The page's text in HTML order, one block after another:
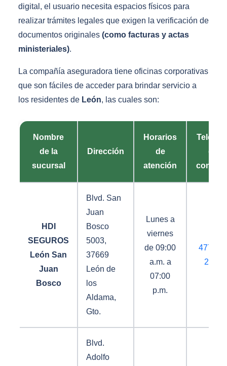
digital, el usuario necesita espacios físicos para
realizar trámites legales que exigen la verificación de
documentos originales (como facturas y actas
ministeriales).
La compañía aseguradora tiene oficinas corporativas
que son fáciles de acceder para brindar servicio a
los residentes de León, las cuales son:
Nombre
de la
sucursal
Dirección
Horarios
de
atención
de
HDI
SEGUROS
León San
Juan
Bosco
Blvd. San
Juan
Bosco
5003,
37669
León de
los
Aldama,
Gto.
Lunes a
viernes
de 09:00
a.m. a
07:00
p.m.
477
2827
Blvd.
Adolfo